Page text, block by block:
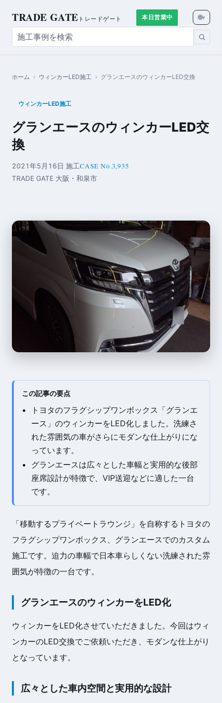
TRADE GATE トレードゲート 本日営業中 🌐▾
ホーム › ウィンカーLED施工 › グランエースのウィンカーLED交換
ウィンカーLED施工
グランエースのウィンカーLED交
換
2021年5月16日 施工CASE No.3,935
TRADE GATE 大阪・和泉市
この記事の要点
トヨタのフラグシップワンボックス「グランエ
ース」のウィンカーをLED化しました。洗練さ
れた雰囲気の車がさらにモダンな仕上がりにな
っています。
グランエースは広々とした車幅と実用的な後部
座席設計が特徴で、VIP送迎などに適した一台
です。
「移動するプライベートラウンジ」を自称するトヨタの
フラグシップワンボックス、グランエースでのカスタム
施工です。迫力の車幅で日本車らしくない洗練された雰
囲気が特徴の一台です。
グランエースのウィンカーをLED化
ウィンカーをLED化させていただきました。今回はウィ
ンカーのLED交換でご依頼いただき、モダンな仕上がり
となっています。
広々とした車内空間と実用的な設計